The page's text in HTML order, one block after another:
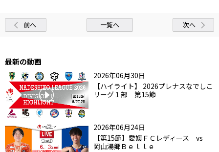
前へ 一覧へ 次へ
最新の動画
2026年06月30日
【ハイライト】 2026プレナスなでしこ
リーグ１部 第15節
2026年06月24日
【第15節】愛媛ＦＣレディース vs
岡山湯郷Ｂｅｌｌｅ